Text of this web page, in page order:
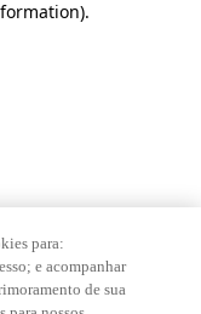
.
para:
e acompanhar
de sua